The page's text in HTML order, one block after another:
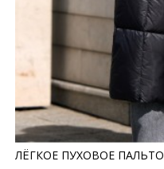
ЛЁГКОЕ ПУХОВОЕ ПАЛЬТО